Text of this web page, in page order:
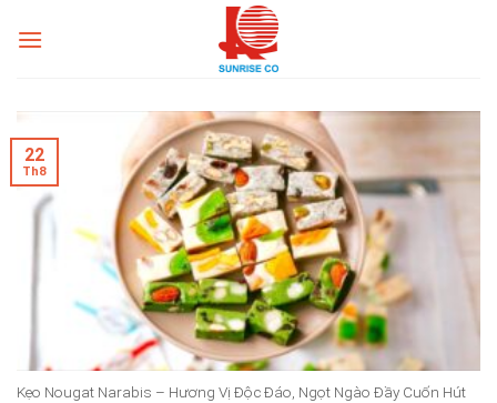
Kẹo Nougat Narabis – Hương Vị Độc Đáo, Ngọt Ngào Đầy Cuốn Hút
22
Th8